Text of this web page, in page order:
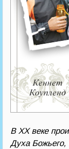
В ХХ веке
Духа Божьего,